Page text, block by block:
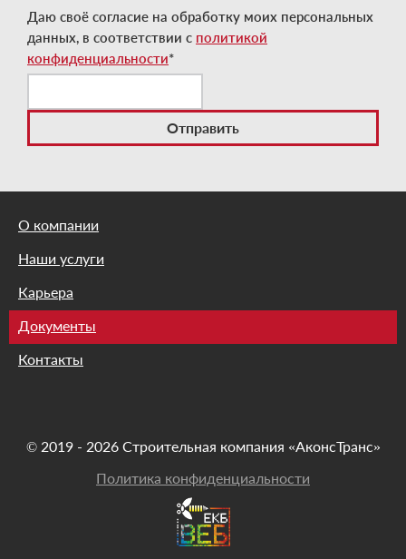
Даю своё согласие на обработку моих персональных
данных, в соответствии с политикой
конфиденциальности*
О компании
Наши услуги
Карьера
Документы
Контакты
© 2019 - 2026 Строительная компания «АконсТранс»
Политика конфиденциальности